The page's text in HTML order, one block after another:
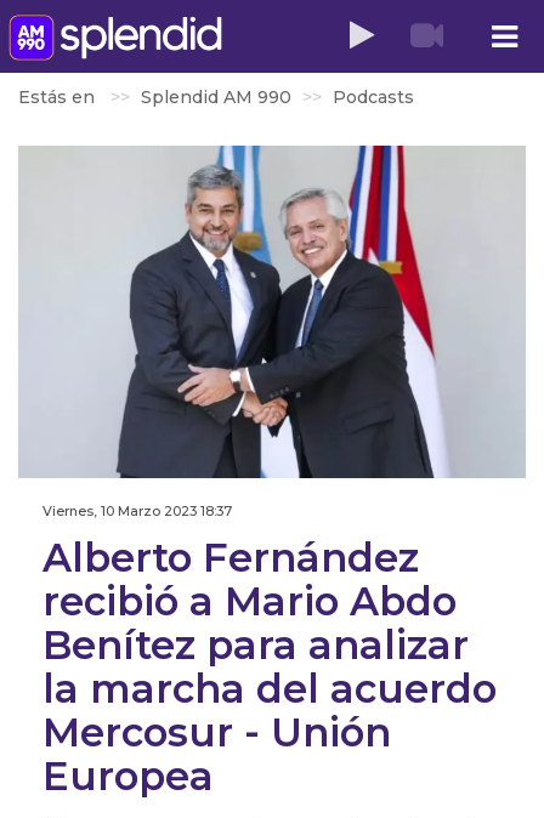
Estás en Splendid AM 990 Podcasts
Viernes, 10 Marzo 2023 18:37
Alberto Fernández
recibió a Mario Abdo
Benítez para analizar
la marcha del acuerdo
Mercosur - Unión
Europea